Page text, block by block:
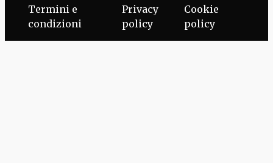
Termini e
condizioni
Privacy
policy
Cookie
policy